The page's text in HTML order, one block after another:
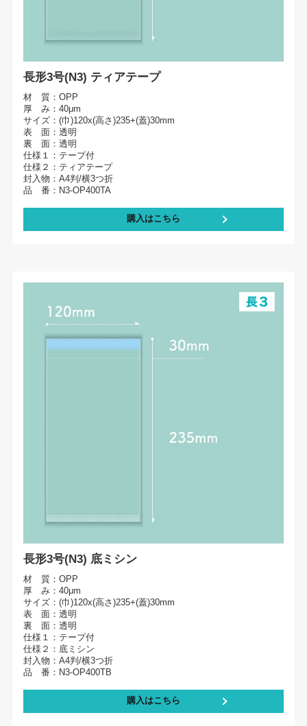
長形3号(N3) ティアテープ
材 質：OPP
厚 み：40μm
サイズ：(巾)120x(高さ)235+(蓋)30mm
表 面：透明
裏 面：透明
仕様１：テープ付
仕様２：ティアテープ
封入物：A4判/横3つ折
品 番：N3-OP400TA
購入はこちら
長形3号(N3) 底ミシン
材 質：OPP
厚 み：40μm
サイズ：(巾)120x(高さ)235+(蓋)30mm
表 面：透明
裏 面：透明
仕様１：テープ付
仕様２：底ミシン
封入物：A4判/横3つ折
品 番：N3-OP400TB
購入はこちら